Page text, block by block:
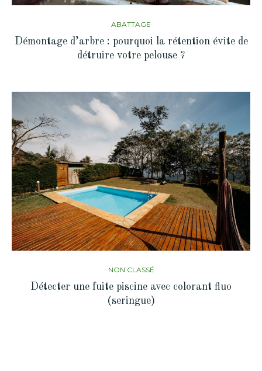
ABATTAGE
Démontage d’arbre : pourquoi la rétention évite de
détruire votre pelouse ?
NON CLASSÉ
Détecter une fuite piscine avec colorant fluo
(seringue)